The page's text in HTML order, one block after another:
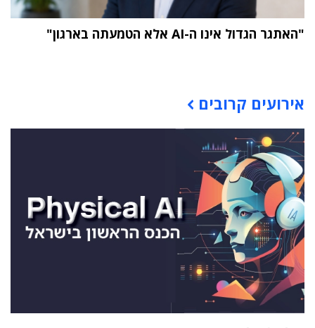
"האתגר הגדול אינו ה-AI אלא הטמעתה בארגון"
אירועים קרובים